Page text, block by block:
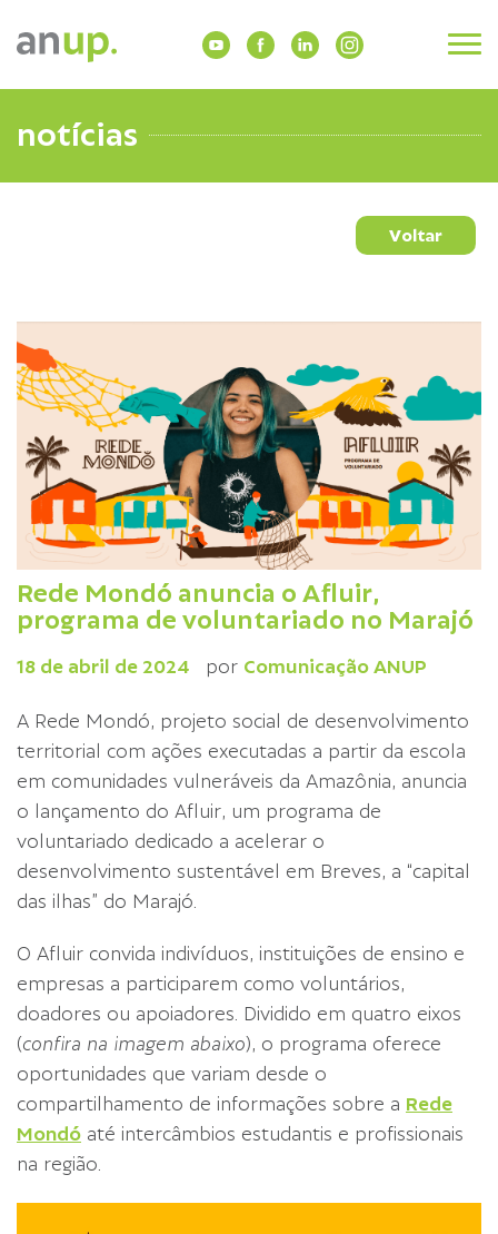
notícias
Voltar
Rede Mondó anuncia o Afluir,
programa de voluntariado no Marajó
18 de abril de 2024 por Comunicação ANUP
A Rede Mondó, projeto social de desenvolvimento
territorial com ações executadas a partir da escola
em comunidades vulneráveis da Amazônia, anuncia
o lançamento do Afluir, um programa de
voluntariado dedicado a acelerar o
desenvolvimento sustentável em Breves, a “capital
das ilhas” do Marajó.
O Afluir convida indivíduos, instituições de ensino e
empresas a participarem como voluntários,
doadores ou apoiadores. Dividido em quatro eixos
(confira na imagem abaixo), o programa oferece
oportunidades que variam desde o
compartilhamento de informações sobre a Rede
Mondó até intercâmbios estudantis e profissionais
na região.